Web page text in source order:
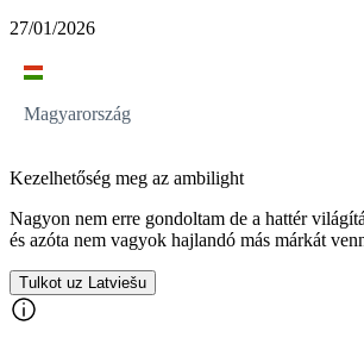
27/01/2026
Magyarország
Kezelhetőség meg az ambilight
Nagyon nem erre gondoltam de a hattér
és azóta nem vagyok hajlandó más márkát
Tulkot uz Latviešu